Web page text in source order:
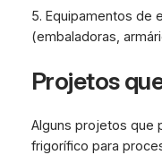
5. Equipamentos de
(embaladoras,
Projetos
Alguns projetos que
frigorífico para